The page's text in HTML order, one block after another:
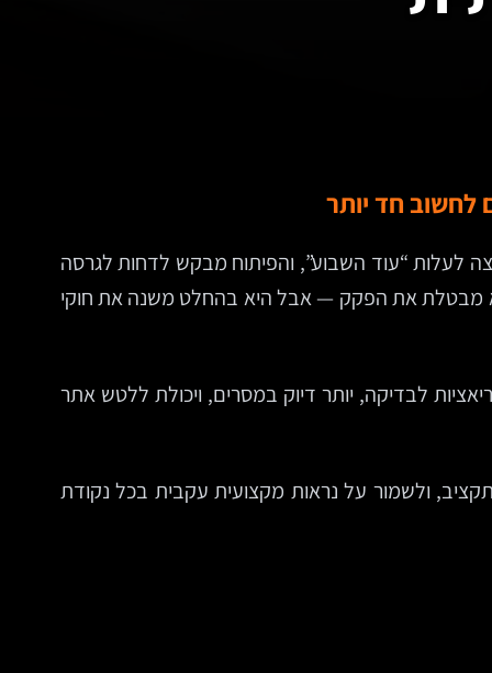
לחשוב חד יותר
לעלות “עוד השבוע”, והפיתוח מבקש לדחות לגרסה
מבטלת את הפקק — אבל היא בהחלט משנה את חוקי
לבדיקה, יותר דיוק במסרים, ויכולת ללטש אתר
ולשמור על נראות מקצועית עקבית בכל נקודת